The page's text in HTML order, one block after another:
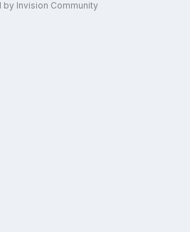
by Invision Community